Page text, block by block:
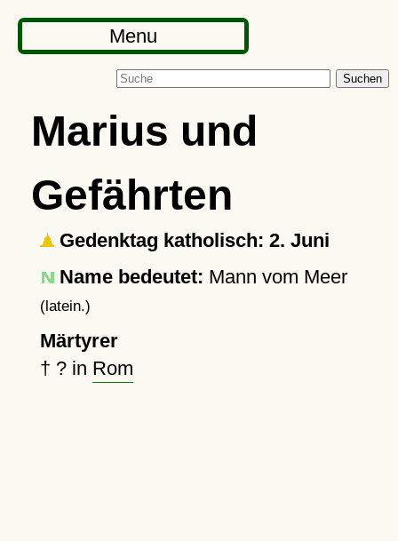
Menu
Suchen
Marius und
Gefährten
Gedenktag katholisch: 2. Juni
Name bedeutet: Mann vom Meer
(latein.)
Märtyrer
† ?in Rom